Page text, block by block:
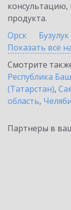
продукта.
Орск
Бузулук
Показать все
Смотрите
Республика
(Татарстан),
область,
Партнеры в